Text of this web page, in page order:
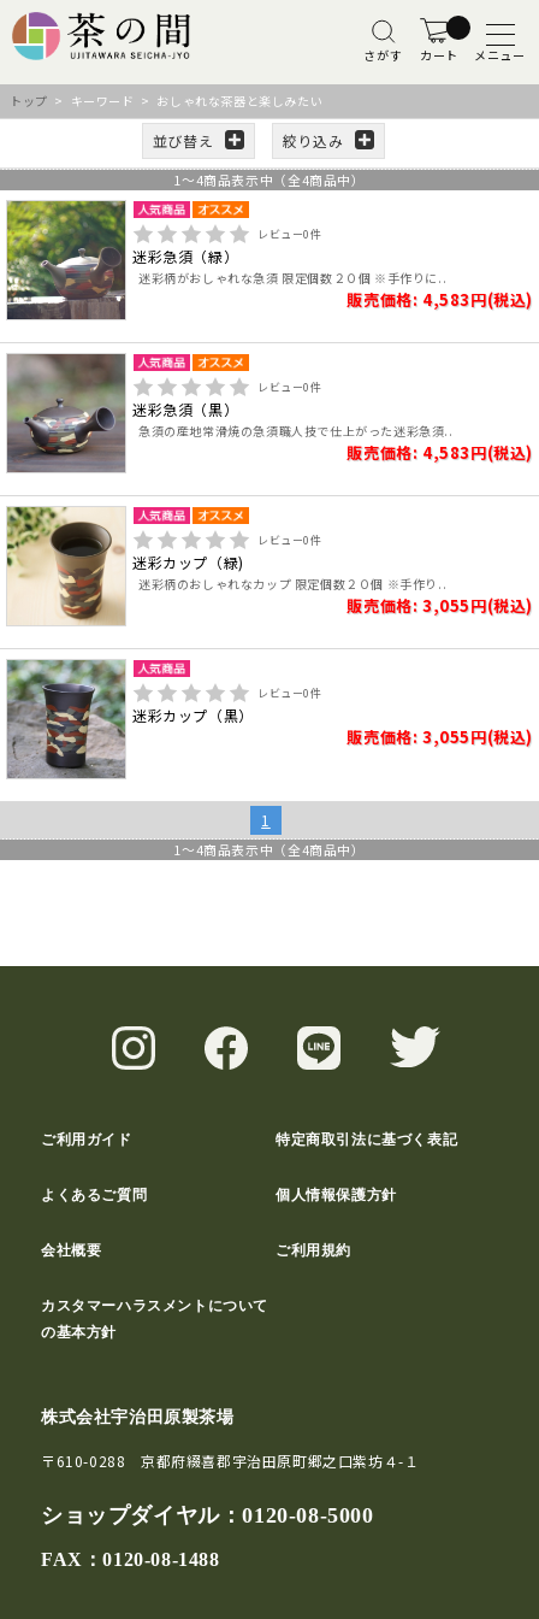
さがす カート メニュー
トップ > キーワード > おしゃれな茶器と楽しみたい
並び替え 絞り込み
1 ～4商品表示中（全4商品中）
レビュー0件
迷彩急須（緑）
迷彩柄がおしゃれな急須 限定個数２０個 ※手作りに..
販売価格: 4,583円(税込)
レビュー0件
迷彩急須（黒）
急須の産地常滑焼の急須職人技で仕上がった迷彩急須..
販売価格: 4,583円(税込)
レビュー0件
迷彩カップ（緑)
迷彩柄のおしゃれなカップ 限定個数２０個 ※手作り..
販売価格: 3,055円(税込)
レビュー0件
迷彩カップ（黒）
販売価格: 3,055円(税込)
1
1 ～4商品表示中（全4商品中）
ご利用ガイド 特定商取引法に基づく表記
よくあるご質問 個人情報保護方針
会社概要 ご利用規約
カスタマーハラスメントについて
の基本方針
株式会社宇治田原製茶場
〒610-0288 京都府綴喜郡宇治田原町郷之口紫坊４-１
ショップダイヤル：0120-08-5000
FAX：0120-08-1488